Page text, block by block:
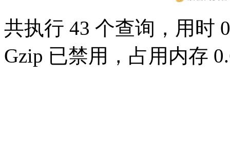
共执行 43 个查询，用时
Gzip 已禁用，占用内存